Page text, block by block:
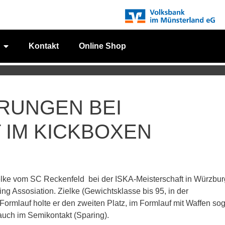
Kontakt Online Shop
BEI
KICKBOXEN
vom SC Reckenfeld bei der ISKA-Meisterschaft in
Assosiation. Zielke (Gewichtsklasse bis 95, in der
holte er den zweiten Platz, im Formlauf mit Waffen
im Semikontakt (Sparing).